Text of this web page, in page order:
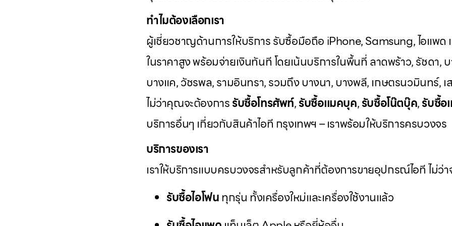
ทำไมต้องเลือกเรา
ผู้เชี่ยวชาญด้านการให้บริการ รับซื้อมือถือ iPhone, Samsung, ไอแพด
ในราคาสูง พร้อมจ่ายเงินทันที โดยเน้นบริการในพื้นที่ ลาดพร้าว, รัชดา,
บางแค, วัชรพล, รามอินทรา, รวมถึง บางนา, บางพลี, เกษตรนวมินทร์,
ไม่ว่าคุณจะต้องการรับซื้อโทรศัพท์,รับซื้อแมคบุค,รับซื้อโน๊ตบุ๊ค,รับซื้อ
บริการอื่นๆ เกี่ยวกับสินค้าไอที กรุงเทพฯ – เราพร้อมให้บริการครบวงจร
บริการของเรา
เราให้บริการแบบครบวงจรสำหรับลูกค้าที่ต้องการขายอุปกรณ์ไอที ไม่ว่า
รับซื้อไอโฟนทุกรุ่น ทั้งเครื่องใหม่และเครื่องใช้งานแล้ว